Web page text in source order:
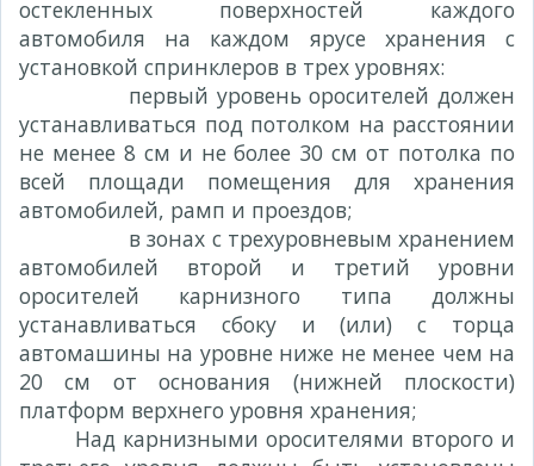
остекленных поверхностей каждого
автомобиля на каждом ярусе хранения с
установкой спринклеров в трех уровнях:
первый уровень оросителей должен
устанавливаться под потолком на расстоянии
не менее 8 см и не более 30 см от потолка по
всей площади помещения для хранения
автомобилей, рамп и проездов;
в зонах с трехуровневым хранением
автомобилей второй и третий уровни
оросителей карнизного типа должны
устанавливаться сбоку и (или) с торца
автомашины на уровне ниже не менее чем на
20 см от основания (нижней плоскости)
платформ верхнего уровня хранения;
Над карнизными оросителями второго и